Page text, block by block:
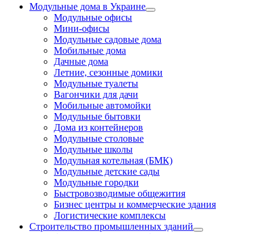
Модульные дома в Украине
Модульные офисы
Мини-офисы
Модульные садовые дома
Мобильные дома
Дачные дома
Летние, сезонные домики
Модульные туалеты
Вагончики для дачи
Мобильные автомойки
Модульные бытовки
Дома из контейнеров
Модульные столовые
Модульные школы
Модульная котельная (БМК)
Модульные детские сады
Модульные городки
Быстровозводимые общежития
Бизнес центры и коммерческие здания
Логистические комплексы
Строительство промышленных зданий